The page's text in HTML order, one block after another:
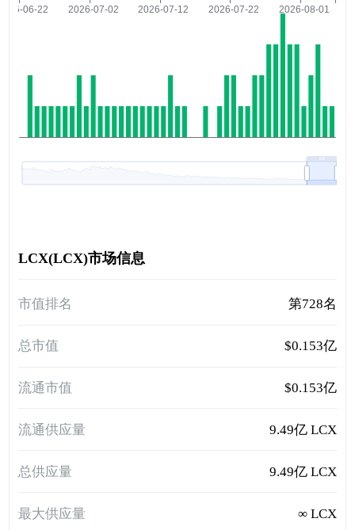
LCX(LCX)市场信息
市值排名 第728名
总市值 $0.153亿
流通市值 $0.153亿
流通供应量 9.49亿 LCX
总供应量 9.49亿 LCX
最大供应量 ∞ LCX